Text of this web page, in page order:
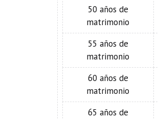
50 años de
matrimonio
55 años de
matrimonio
60 años de
matrimonio
65 años de